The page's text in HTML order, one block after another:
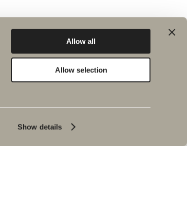
Show details
Allow all
Allow selection
Produktkatalog
Blyertssvart
Hemma hos våra